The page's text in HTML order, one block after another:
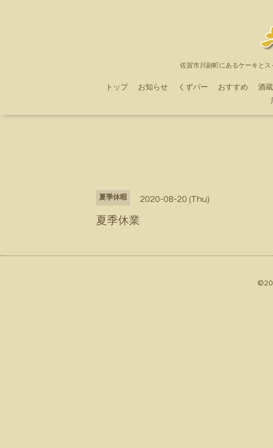
佐賀市川副町にあるケーキと
トップ お知らせ くずバー おすすめ 酒
夏季休暇 2020-08-20 (Thu)
夏季休業